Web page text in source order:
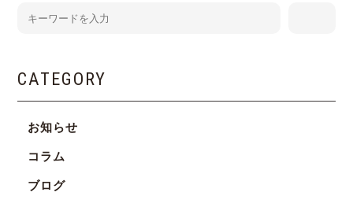
CATEGORY
お知らせ
コラム
ブログ